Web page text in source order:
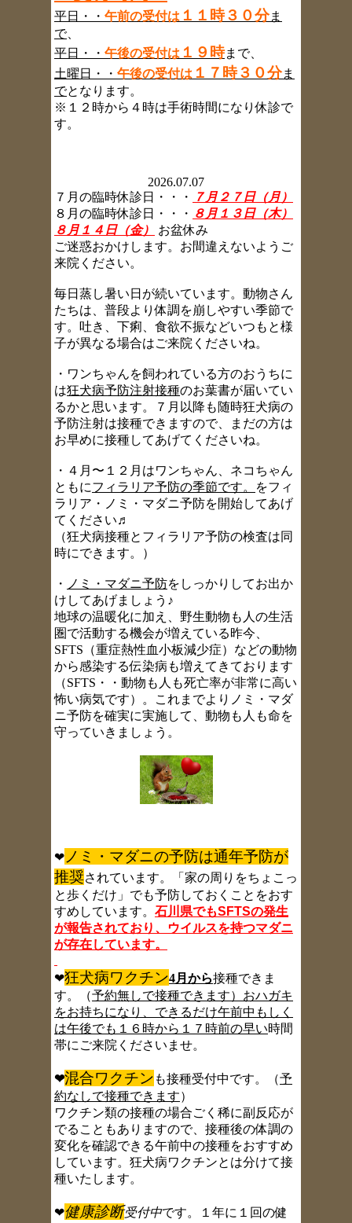
平日・・ 午前の受付は １１時３０分ま
で、
平日・・ 午後の受付は １９時まで、
土曜日・・ 午後の受付は １７時３０分ま
でとなります。
※１２時から４時は手術時間になり休診で
す。
2026.07.07
７月の臨時休診日・・・
７月２７日（月）
８月の臨時休診日・・・ ８月１３日（木）
８月１４日（金）
お盆休み
ご迷惑おかけします。お間違えないようご
来院ください。
毎日蒸し暑い日が続いています。動物さん
たちは、普段より体調を崩しやすい季節で
す。吐き、下痢、食欲不振などいつもと様
子が異なる場合はご来院くださいね。
・ワンちゃんを飼われている方のおうちに
は狂犬病予防注射接種のお葉書が届いてい
るかと思います。７月以降も随時狂犬病の
予防注射は接種できますので、まだの方は
お早めに接種してあげてくださいね。
・４月〜１２月はワンちゃん、ネコちゃん
ともにフィラリア予防の季節です。
をフィ
ラリア・ノミ・マダニ予防を開始してあげ
てください♬
（狂犬病接種とフィラリア予防の検査は同
時にできます。）
・ ノミ・マダニ予防をしっかりしてお出か
けしてあげましょう♪
地球の温暖化に加え、野生動物も人の生活
圏で活動する機会が増えている昨今、
SFTS（重症熱性血小板減少症）などの動物
から感染する伝染病も増えてきております
（SFTS・・動物も人も死亡率が非常に高い
怖い病気です）。これまでよりノミ・マダ
ニ予防を確実に実施して、動物も人も命を
守っていきましょう。
❤ ノミ・マダニの予防は通年予防が
推奨されています。「家の周りをちょこっ
と歩くだけ」でも予防しておくことをおす
すめしています。 石川県でもSFTSの発生
が報告されており、ウイルスを持つマダニ
が存在しています。
❤狂犬病ワクチン4月から接種できま
す。（予約無しで接種できます）おハガキ
をお持ちになり、できるだけ午前中もしく
は午後でも１６時から１７時前の早い時間
帯にご来院くださいませ。
❤混合ワクチン も接種受付中です。（予
約なしで接種できます）
ワクチン類の接種の場合ごく稀に副反応が
でることもありますので、接種後の体調の
変化を確認できる午前中の接種をおすすめ
しています。狂犬病ワクチンとは分けて接
種いたします。
❤健康診断受付中です。１年に１回の健